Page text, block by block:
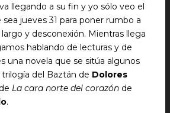
llegando a su fin y yo sólo veo el
jueves 31 para poner rumbo a
y desconexión. Mientras llega
hablando de lecturas y de
una novela que se sitúa algunos
del Baztán de Dolores
La cara norte del corazón de
.